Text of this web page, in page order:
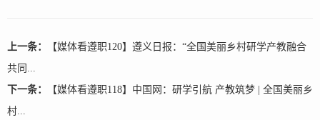
上一条：
【媒体看遵职120】遵义日报：“全国美丽乡村研学产教融合
共同...
下一条：
【媒体看遵职118】中国网：研学引航 产教筑梦 | 全国美丽乡
村...